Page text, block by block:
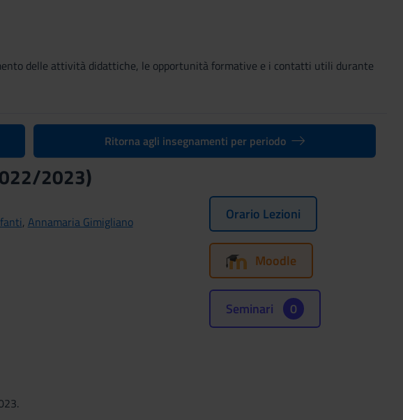
delle attività didattiche, le opportunità formative e i contatti utili durante
Ritorna agli insegnamenti per periodo
2023)
, Annamaria Gimigliano
Orario Lezioni
Moodle
Seminari 0